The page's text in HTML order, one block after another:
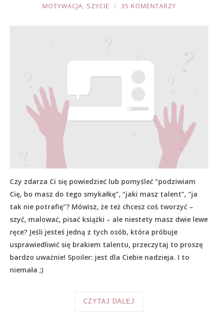
JOULE
MOTYWACJA, SZYCIE 35 KOMENTARZY
Czy zdarza Ci się powiedzieć lub pomyśleć “podziwiam
Cię, bo masz do tego smykałkę”, “jaki masz talent”, “ja
tak nie potrafię”? Mówisz, że też chcesz coś tworzyć –
szyć, malować, pisać książki – ale niestety masz dwie lewe
ręce? Jeśli jesteś jedną z tych osób, która próbuje
usprawiedliwić się brakiem talentu, przeczytaj to proszę
bardzo uważnie! Spoiler: jest dla Ciebie nadzieja. I to
niemała ;)
CZYTAJ DALEJ